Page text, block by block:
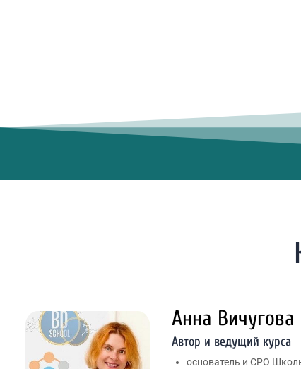
Анна Вичугова
Автор и ведущий курса
основатель и CPO